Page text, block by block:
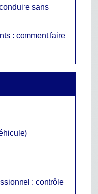
sans
: comment faire
: contrôle